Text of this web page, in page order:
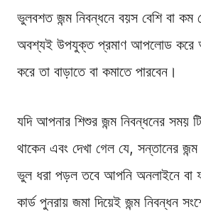
ভুলবশত জন্ম নিবন্ধনে বয়স বেশি বা কম
অবশ্যই উপযুক্ত প্রমাণ আপলোড করে
করে তা বাড়াতে বা কমাতে পারবেন।
যদি আপনার শিশুর জন্ম নিবন্ধনের সময়
থাকেন এবং দেখা গেল যে, সন্তানের
ভুল ধরা পড়ল তবে আপনি অনলাইনে বা
কার্ড পুনরায় জমা দিয়েই জন্ম নিবন্ধন